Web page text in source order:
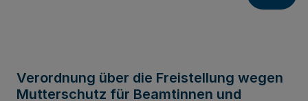
Verordnung über die Freistellung wegen
Mutterschutz für Beamtinnen und